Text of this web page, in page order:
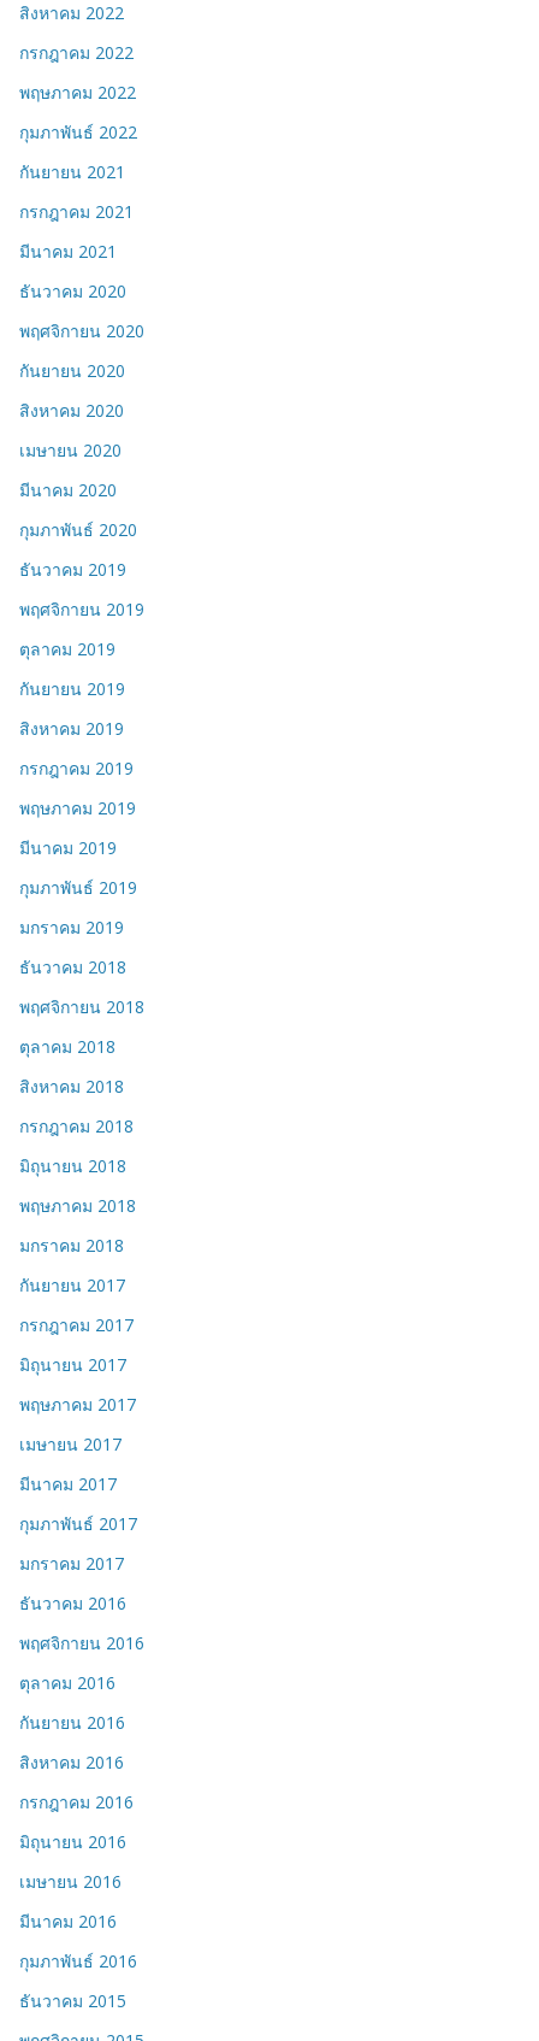
สิงหาคม 2022
กรกฎาคม 2022
พฤษภาคม 2022
กุมภาพันธ์ 2022
กันยายน 2021
กรกฎาคม 2021
มีนาคม 2021
ธันวาคม 2020
พฤศจิกายน 2020
กันยายน 2020
สิงหาคม 2020
เมษายน 2020
มีนาคม 2020
กุมภาพันธ์ 2020
ธันวาคม 2019
พฤศจิกายน 2019
ตุลาคม 2019
กันยายน 2019
สิงหาคม 2019
กรกฎาคม 2019
พฤษภาคม 2019
มีนาคม 2019
กุมภาพันธ์ 2019
มกราคม 2019
ธันวาคม 2018
พฤศจิกายน 2018
ตุลาคม 2018
สิงหาคม 2018
กรกฎาคม 2018
มิถุนายน 2018
พฤษภาคม 2018
มกราคม 2018
กันยายน 2017
กรกฎาคม 2017
มิถุนายน 2017
พฤษภาคม 2017
เมษายน 2017
มีนาคม 2017
กุมภาพันธ์ 2017
มกราคม 2017
ธันวาคม 2016
พฤศจิกายน 2016
ตุลาคม 2016
กันยายน 2016
สิงหาคม 2016
กรกฎาคม 2016
มิถุนายน 2016
เมษายน 2016
มีนาคม 2016
กุมภาพันธ์ 2016
ธันวาคม 2015